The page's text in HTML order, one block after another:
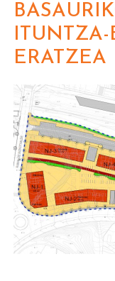
ITUNTZA-
ERATZEA